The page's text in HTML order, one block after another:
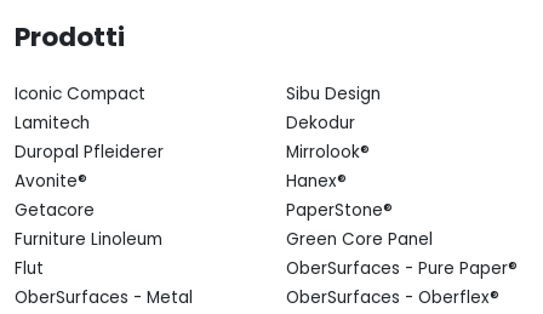
Prodotti
Iconic Compact
Sibu Design
Lamitech
Dekodur
Duropal Pfleiderer
Mirrolook®
Avonite®
Hanex®
Getacore
PaperStone®
Furniture Linoleum
Green Core Panel
Flut
OberSurfaces - Pure Paper®
OberSurfaces - Metal
OberSurfaces - Oberflex®